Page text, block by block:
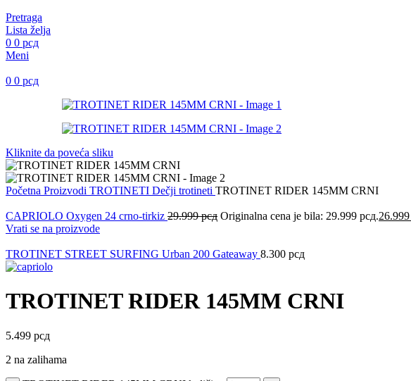
Pretraga
Lista želja
0 0 рсд
Meni
0 0 рсд
Kliknite da poveća sliku
Početna Proizvodi TROTINETI Dečji trotineti TROTINET RIDER 145MM CRNI
CAPRIOLO Oxygen 24 crno-tirkiz 29.999рсд Originalna cena je bila: 29.999 рсд.26.999
Vrati se na proizvode
TROTINET STREET SURFING Urban 200 Gateaway 8.300 рсд
TROTINET RIDER 145MM CRNI
5.499 рсд
2 na zalihama